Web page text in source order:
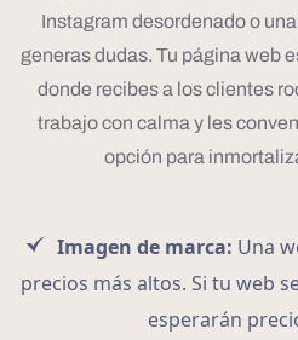
Instagram desordenado o
generas dudas. Tu página web
donde recibes a los clientes
trabajo con calma y les
opción para
Imagen de marca: Una
precios más altos. Si tu web
esperarán